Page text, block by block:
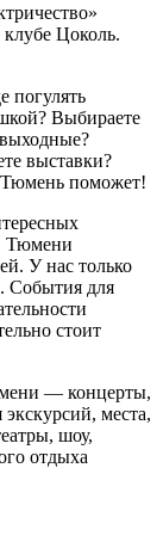
Цоколь.
погулять
Выбираете
выставки?
поможет!
Тюмени
У нас только
События для
стоит
— концерты,
места,
шоу,
отдыха